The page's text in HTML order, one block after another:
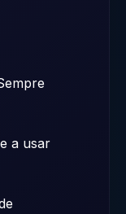
a usar